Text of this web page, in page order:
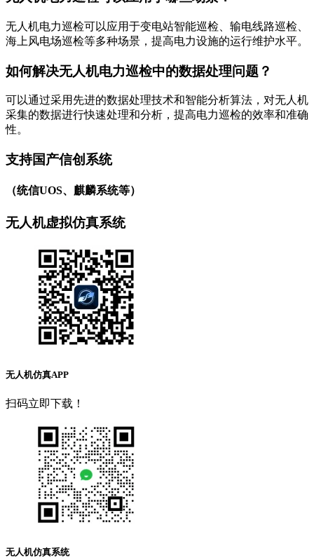
无人机电力巡检可以应用于变电站智能巡检、输电线路巡检、
海上风电场巡检等多种场景，提高电力设施的运行维护水平。
如何解决无人机电力巡检中的数据处理问题？
可以通过采用先进的数据处理技术和智能分析算法，对无人机
采集的数据进行快速处理和分析，提高电力巡检的效率和准确
性。
支持国产信创系统
（统信UOS、麒麟系统等）
无人机虚拟仿真系统
无人机仿真APP
扫码立即下载！
无人机仿真系统